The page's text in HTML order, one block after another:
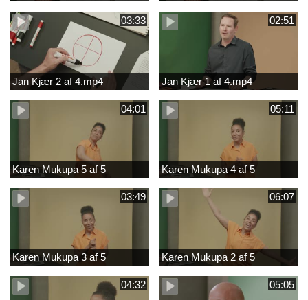
03:33
Jan Kjær 2 af 4.mp4
02:51
Jan Kjær 1 af 4.mp4
04:01
Karen Mukupa 5 af 5
05:11
Karen Mukupa 4 af 5
03:49
Karen Mukupa 3 af 5
06:07
Karen Mukupa 2 af 5
04:32 05:05